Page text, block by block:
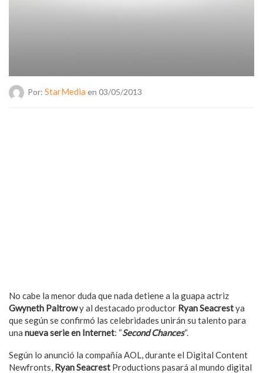
Por: StarMedia en 03/05/2013
No cabe la menor duda que nada detiene a la guapa actriz
Gwyneth Paltrowy al destacado productor Ryan Seacrestya
que según se confirmó las celebridades unirán su talento para
una nueva serie en Internet: “Second Chances“.
Según lo anunció la compañía AOL, durante el Digital Content
Newfronts, Ryan Seacrest Productions pasará al mundo digital